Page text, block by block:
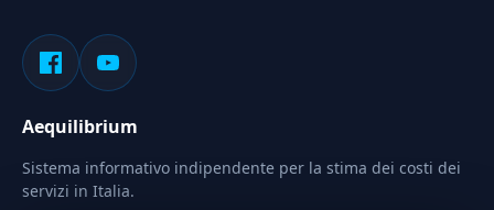
Aequilibrium
Sistema informativo indipendente per la stima dei costi dei
servizi in Italia.